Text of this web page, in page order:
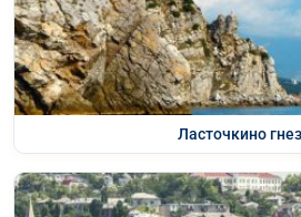
Ласточкино